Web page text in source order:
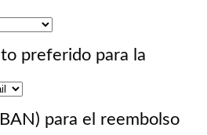
preferido para la
para el reembolso